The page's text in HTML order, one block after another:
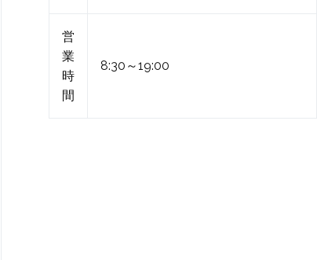
営
業
時
間
8:30～19:00